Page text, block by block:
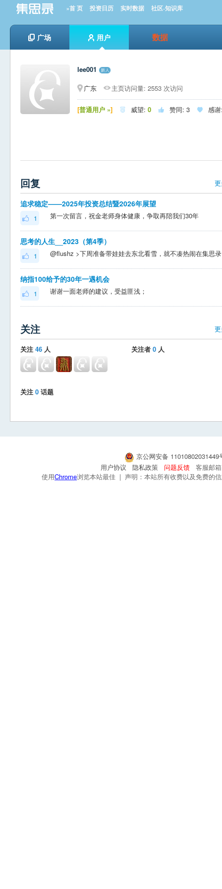
»首 页 投资日历 实时数据 社区-知识库
广场 用户 数据
lee001
广东
主页访问量: 2553 次访问
[普通用户 »]  威望: 0  赞同: 3  感
回复
追求稳定——2025年投资总结暨2026年展望
1 第一次留言，祝金老师身体健康，争取再陪我们30年
思考的人生__2023（第4季）
1
纳指100给予的30年一遇机会
1 谢谢一面老师的建议，受益匪浅；
关注
关注 46 人 关注者 0 人
关注 0 话题
京公网安备
用户协议
隐私政策 问题反馈
客服邮
使用Chrome浏览本站最佳 | 声明：本站所有收费以及免费的